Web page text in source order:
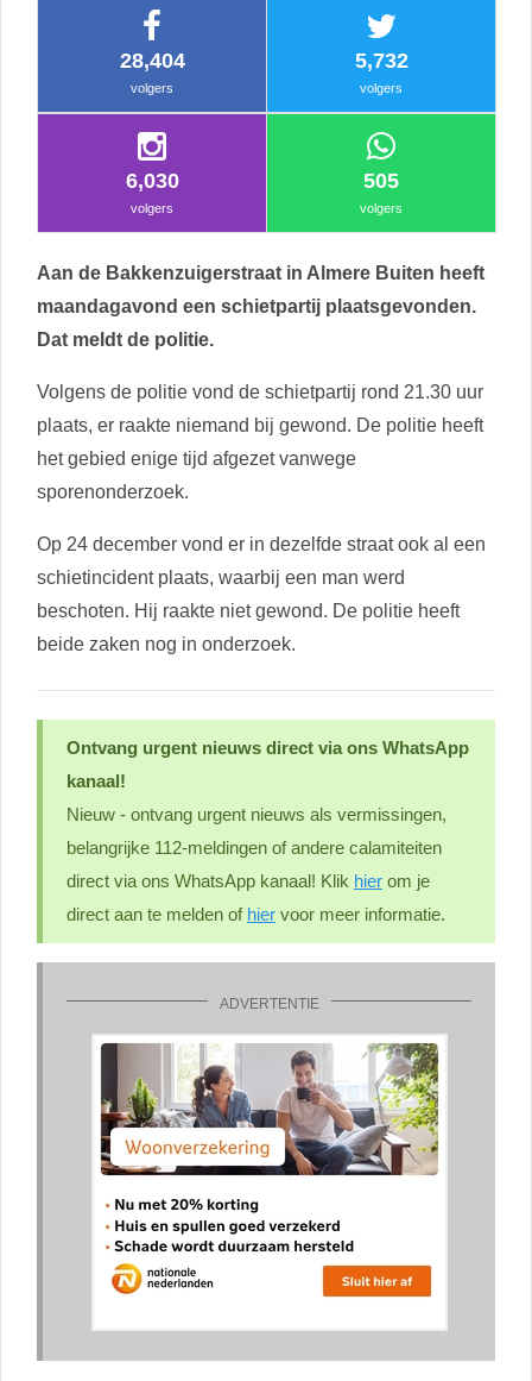
28,404
volgers
5,732
volgers
6,030
volgers
505
volgers
Aan de Bakkenzuigerstraat in Almere Buiten heeft
maandagavond een schietpartij plaatsgevonden.
Dat meldt de politie.
Volgens de politie vond de schietpartij rond 21.30 uur
plaats, er raakte niemand bij gewond. De politie heeft
het gebied enige tijd afgezet vanwege
sporenonderzoek.
Op 24 december vond er in dezelfde straat ook al een
schietincident plaats, waarbij een man werd
beschoten. Hij raakte niet gewond. De politie heeft
beide zaken nog in onderzoek.
Ontvang urgent nieuws direct via ons WhatsApp
kanaal!
Nieuw - ontvang urgent nieuws als vermissingen,
belangrijke 112-meldingen of andere calamiteiten
direct via ons WhatsApp kanaal! Klik hier om je
direct aan te melden of hier voor meer informatie.